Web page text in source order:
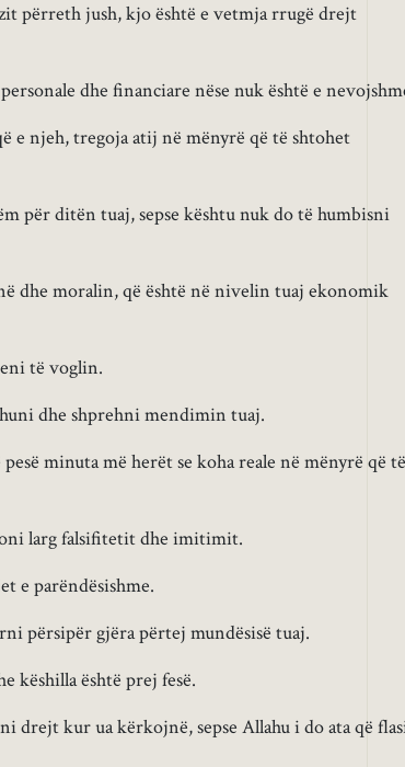
përreth jush, kjo është e vetmja rrugë drejt
dhe financiare nëse nuk është e
e njeh, tregoja atij në mënyrë që të shtohet
për ditën tuaj, sepse kështu nuk do të humbisni
dhe moralin, që është në nivelin tuaj ekonomik
të voglin.
dhe shprehni mendimin tuaj.
minuta më herët se koha reale në mënyrë që të
larg falsifitetit dhe imitimit.
e parëndësishme.
përsipër gjëra përtej mundësisë tuaj.
këshilla është prej fesë.
drejt kur ua kërkojnë, sepse Allahu i do ata që